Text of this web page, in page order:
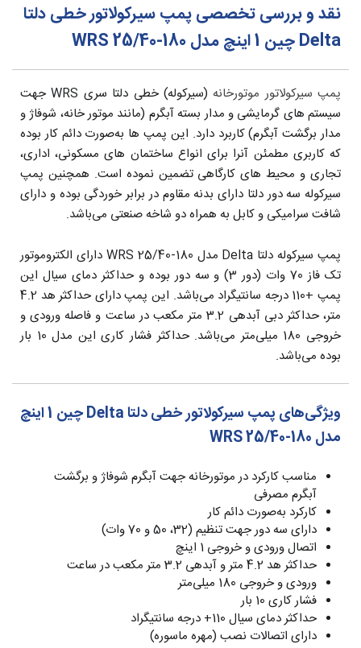
نقد و بررسی تخصصی پمپ سیرکولاتور خطی دلتا
Delta چین 1 اینچ مدل WRS 25/40-180
پمپ سیرکولاتور موتورخانه
(سیرکوله) خطی دلتا سری WRS جهت
سیستم های گرمایشی و مدار بسته آبگرم (مانند موتور خانه، شوفاژ و
مدار برگشت آبگرم) کاربرد دارد. این پمپ ها به‌صورت دائم کار بوده
که کاربری مطمئن آنرا برای انواع ساختمان های مسکونی، اداری،
تجاری و محیط های کارگاهی تضمین نموده است. همچنین پمپ
سیرکوله سه دور دلتا دارای بدنه مقاوم در برابر خوردگی بوده و دارای
شافت سرامیکی و کابل به همراه دو شاخه صنعتی می‌باشد.
پمپ سیرکوله دلتا Delta مدل WRS 25/40-180 دارای الکتروموتور
تک فاز 70 وات (دور 3) و سه دور بوده و حداکثر دمای سیال این
پمپ +110 درجه سانتیگراد می‌باشد. این پمپ دارای حداکثر هد 4.2
متر، حداکثر دبی آبدهی 3.2 متر مکعب در ساعت و فاصله ورودی و
خروجی 180 میلی‌متر می‌باشد. حداکثر فشار کاری این مدل 10 بار
بوده می‌باشد.
ویژگی‌های پمپ سیرکولاتور خطی دلتا Delta چین 1 اینچ
مدل WRS 25/40-180
مناسب کارکرد در موتورخانه جهت آبگرم شوفاژ و برگشت
آبگرم مصرفی
کارکرد به‌صورت دائم کار
دارای سه دور جهت تنظیم (32، 50 و 70 وات)
اتصال ورودی و خروجی 1 اینچ
حداکثر هد 4.2 متر و آبدهی 3.2 متر مکعب در ساعت
ورودی و خروجی 180 میلی‌متر
فشار کاری 10 بار
حداکثر دمای سیال 110+ درجه سانتیگراد
دارای اتصالات نصب (مهره ماسوره)